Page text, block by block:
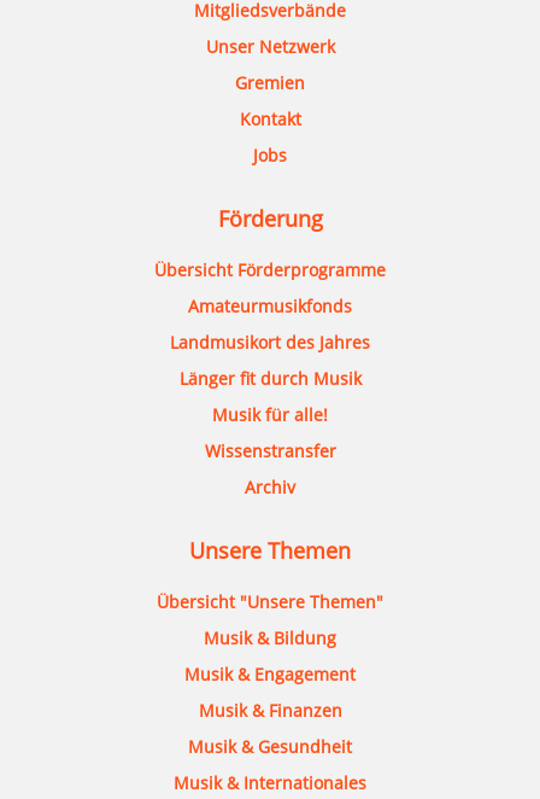
Mitgliedsverbände
Unser Netzwerk
Gremien
Kontakt
Jobs
Förderung
Übersicht Förderprogramme
Amateurmusikfonds
Landmusikort des Jahres
Länger fit durch Musik
Musik für alle!
Wissenstransfer
Archiv
Unsere Themen
Übersicht "Unsere Themen"
Musik & Bildung
Musik & Engagement
Musik & Finanzen
Musik & Gesundheit
Musik & Internationales